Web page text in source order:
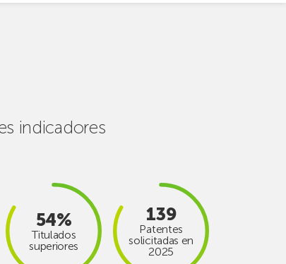
indicadores
54%
Titulados
superiores
139
Patentes
solicitadas en
2025